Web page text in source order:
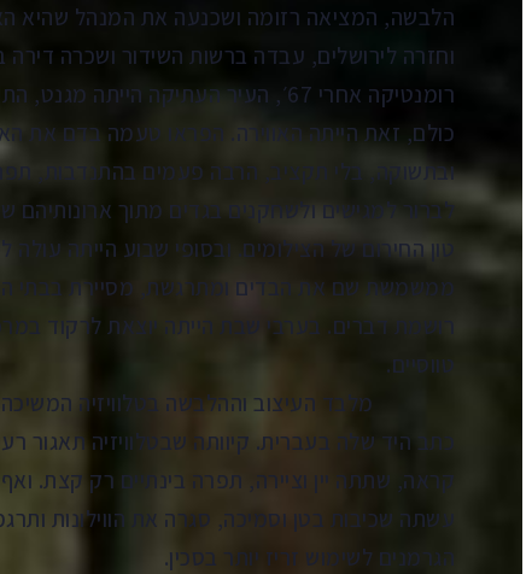
הלבשה, המציאה רזומה ושכנעה את המנהל שהיא
וחזרה לירושלים, עבדה ברשות השידור ושכרה דירה
רומנטיקה אחרי 67׳, העיר העתיקה
כולם, זאת הייתה האווירה. הפראו טעמה בדם את
ובתשוקה, בלי תקציב, הרבה פעמים בהתנדבות,
לברור למגישים ולשחקנים בגדים מתוך
טון החירום של הצילומים. ובסופי שבוע הייתה
ממשמשת שם את הבדים ומתרגשת, מסיירת בבתי
רושמת דברים. בערבי שבת הייתה יוצאת לרקוד
טווסיים.
מלבד העיצוב וההלבשה בטלוויזיה המשיכה
כתב היד שלה בעברית. קיוותה שבטלוויזיה תאגור
קראה, שתתה יין וציירה, תפרה בינתיים רק קצת.
עשתה שכיבות בטן וסמיכה, סגרה את הווילונות
הגרמנים לשימוש זריז יותר בסכין.